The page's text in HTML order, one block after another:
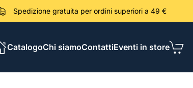
Spedizione gratuita per ordini
CatalogoChi siamoContattiEventi in store